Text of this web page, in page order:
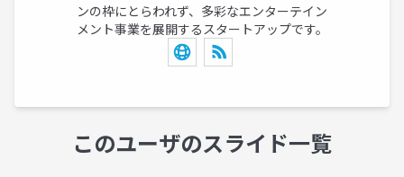
ンの枠にとらわれず、多彩なエンターテイン
メント事業を展開するスタートアップです。
このユーザのスライド一覧